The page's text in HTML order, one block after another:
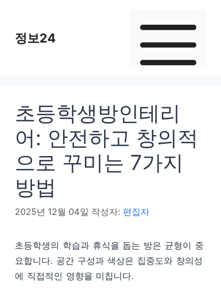
정보24
초등학생방인테리
어: 안전하고 창의적
으로 꾸미는 7가지
방법
2025년 12월 04일 작성자: 편집자
초등학생의 학습과 휴식을 돕는 방은 균형이 중
요합니다. 공간 구성과 색상은 집중도와 창의성
에 직접적인 영향을 미칩니다.